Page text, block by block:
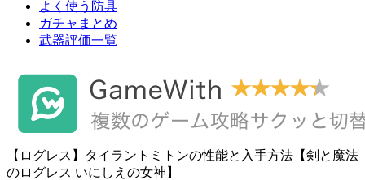
よく使う防具
ガチャまとめ
武器評価一覧
【ログレス】タイラントミトンの性能と入手方法【剣と魔法
のログレス いにしえの女神】